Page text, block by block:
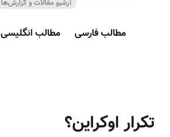
مطالب فارسی مطالب انگلیسی
تکرار اوکراین؟